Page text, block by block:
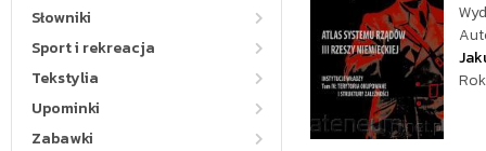
Słowniki
Sport i rekreacja
Tekstylia
Upominki
Zabawki